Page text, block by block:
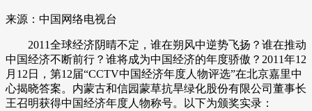
来源：中国网络电视台
2011全球经济阴晴不定，谁在朔风中逆势飞扬？谁在推动
中国经济不断前行？谁将成为中国经济的年度骄傲？2011年12
月12日，第12届“CCTV中国经济年度人物评选”在北京嘉里中
心揭晓答案。内蒙古和信园蒙草抗旱绿化股份有限公司董事长
王召明获得中国经济年度人物称号。以下为颁奖实录：